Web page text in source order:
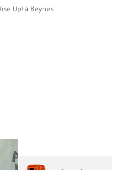
Up! à Beynes